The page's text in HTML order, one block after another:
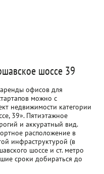
шоссе 39
офисов для
можно с
недвижимости категории
39». Пятиэтажное
и аккуратный вид.
расположение в
инфраструктурой (в
шоссе и ст. метро
сроки добираться до